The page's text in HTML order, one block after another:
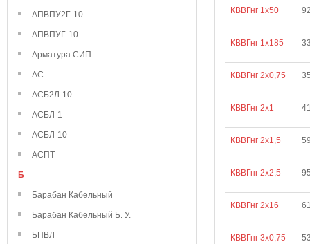
АПВПУ2Г-10
АПВПУГ-10
Арматура СИП
АС
АСБ2Л-10
АСБЛ-1
АСБЛ-10
АСПТ
Б
Барабан Кабельный
Барабан Кабельный Б. У.
БПВЛ
КВВГнг 1х50
КВВГнг 1х185
КВВГнг 2х0,75
КВВГнг 2х1
КВВГнг 2х1,5
КВВГнг 2х2,5
КВВГнг 2х16
КВВГнг 3х0,75